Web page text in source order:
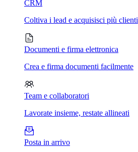
CRM
Coltiva i lead e acquisisci più clienti
Documenti e firma elettronica
Crea e firma documenti facilmente
Team e collaboratori
Lavorate insieme, restate allineati
Posta in arrivo